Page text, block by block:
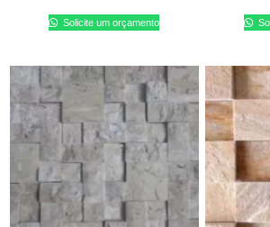
Solicite um orçamento